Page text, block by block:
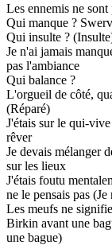
Les ennemis ne sont
Qui manque ?
Qui insulte ?
Je n'ai jamais
pas l'ambiance
Qui balance ?
L'orgueil de côté,
(Réparé)
J'étais sur le qui-
rêver
Je devais mélanger
sur les lieux
J'étais foutu
ne le pensais pas (Je
Les meufs ne
Birkin avant une
une bague)